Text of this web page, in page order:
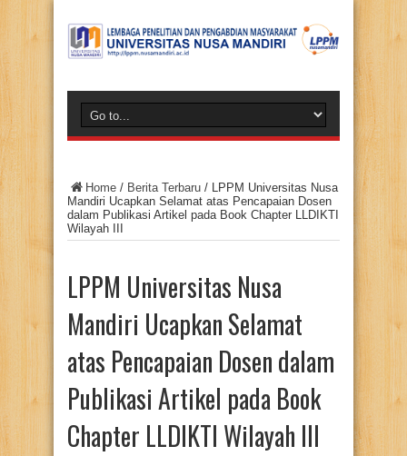
Home / Berita Terbaru / LPPM Universitas Nusa
Mandiri Ucapkan Selamat atas Pencapaian Dosen
dalam Publikasi Artikel pada Book Chapter LLDIKTI
Wilayah III
LPPM Universitas Nusa
Mandiri Ucapkan Selamat
atas Pencapaian Dosen dalam
Publikasi Artikel pada Book
Chapter LLDIKTI Wilayah III